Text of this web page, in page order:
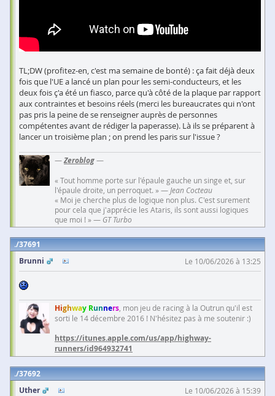
TL;DW (profitez-en, c'est ma semaine de bonté) : ça fait déjà deux
fois que l'UE a lancé un plan pour les semi-conducteurs, et les
deux fois ç'a été un fiasco, parce qu'à côté de la plaque par rapport
aux contraintes et besoins réels (merci les bureaucrates qui n'ont
pas pris la peine de se renseigner auprès de personnes
compétentes avant de rédiger la paperasse). Là ils se préparent à
lancer un troisième plan ; on prend les paris sur l'issue ?
—Zeroblog—
« Tout homme porte sur l'épaule gauche un singe et, sur
l'épaule droite, un perroquet. » — Jean Cocteau
« Moi je cherche plus de logique non plus. C'est surement
pour cela que j'apprécie les Ataris, ils sont aussi logiques
que moi ! » — GT Turbo
37691
Brunni
Le 10/06/2026 à 13:25
Highway Runners , mon jeu de racing à la Outrun qu'il est
sorti le 14 décembre 2016 ! N'hésitez pas à me soutenir :)
https://itunes.apple.com/us/app/highway-
runners/id964932741
37692
Uther
Le 10/06/2026 à 15:39